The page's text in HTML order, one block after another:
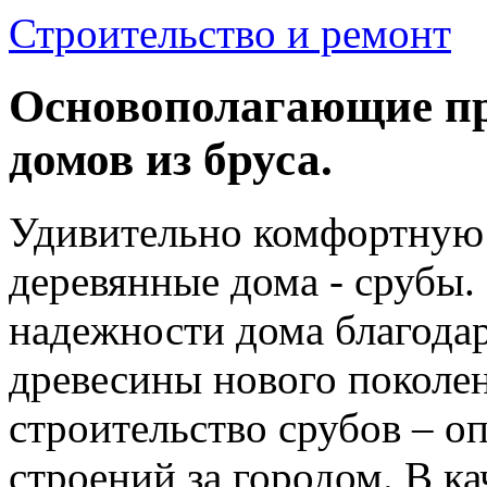
Строительство и ремонт
Основополагающие
домов из бруса.
Удивительно
деревянные дома -
надежности дома
древесины нового
строительство срубов –
строений за городом. В